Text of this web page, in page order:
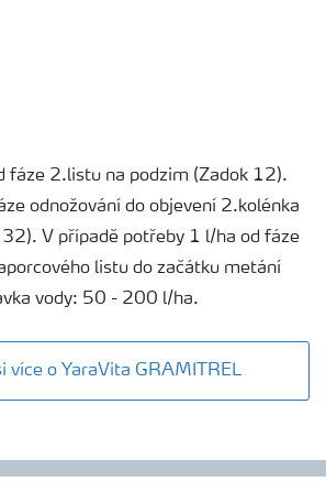
fáze 2.listu na podzim (Zadok 12).
odnožování do objevení 2.kolénka
V případě potřeby 1 l/ha od fáze
listu do začátku metání
vody: 50 - 200 l/ha.
více o YaraVita GRAMITREL